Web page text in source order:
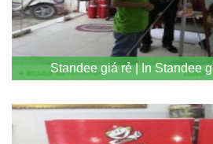
Standee giá rẻ | In Standee